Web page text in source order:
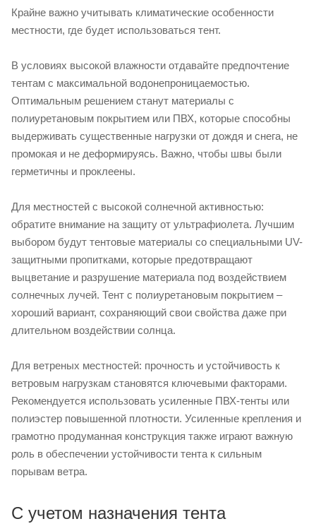
Крайне важно учитывать климатические особенности
местности, где будет использоваться тент.
В условиях высокой влажности отдавайте предпочтение
тентам с максимальной водонепроницаемостью.
Оптимальным решением станут материалы с
полиуретановым покрытием или ПВХ, которые способны
выдерживать существенные нагрузки от дождя и снега, не
промокая и не деформируясь. Важно, чтобы швы были
герметичны и проклеены.
Для местностей с высокой солнечной активностью:
обратите внимание на защиту от ультрафиолета. Лучшим
выбором будут тентовые материалы со специальными UV-
защитными пропитками, которые предотвращают
выцветание и разрушение материала под воздействием
солнечных лучей. Тент с полиуретановым покрытием –
хороший вариант, сохраняющий свои свойства даже при
длительном воздействии солнца.
Для ветреных местностей: прочность и устойчивость к
ветровым нагрузкам становятся ключевыми факторами.
Рекомендуется использовать усиленные ПВХ-тенты или
полиэстер повышенной плотности. Усиленные крепления и
грамотно продуманная конструкция также играют важную
роль в обеспечении устойчивости тента к сильным
порывам ветра.
С учетом назначения тента